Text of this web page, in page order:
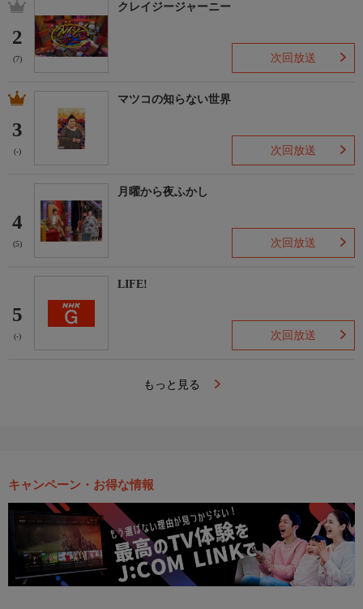
【チーフプロデューサー】
江本薫
【プロデューサー】
木月洋介
神田聡美
武蔵祐輝
【制作】
フジテレビ
2
(7)
クレイジージャーニー
次回放送
3
(-)
マツコの知らない世界
次回放送
4
(5)
月曜から夜ふかし
次回放送
5
(-)
LIFE!
次回放送
もっと見る
キャンペーン・お得な情報